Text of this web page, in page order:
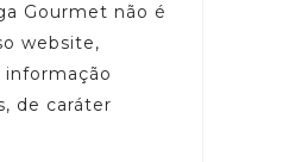
Gourmet não é
website,
de caráter